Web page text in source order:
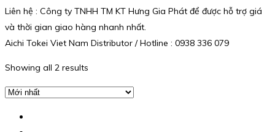
Liên hệ : Công ty TNHH TM KT Hưng Gia Phát để được hỗ trợ giá
và thời gian giao hàng nhanh nhất.
Aichi Tokei Viet Nam Distributor / Hotline : 0938 336 079
Showing all 2 results